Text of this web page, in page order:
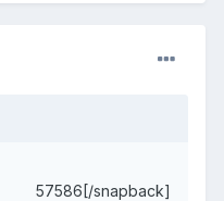
57586[/snapback]